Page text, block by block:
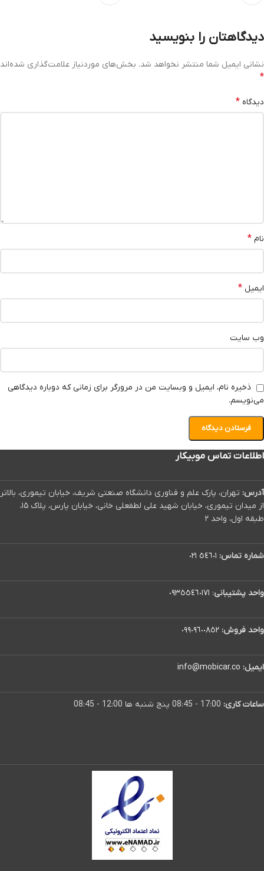
دیدگاهتان را بنویسید
نشانی ایمیل شما منتشر نخواهد شد. بخش‌های موردنیاز علامت‌گذاری شده‌اند
*
دیدگاه *
نام *
ایمیل *
وب‌ سایت
ذخیره نام، ایمیل و وبسایت من در مرورگر برای زمانی که دوباره دیدگاهی
می‌نویسم.
اطلاعات تماس موبیکار
آدرس: تهران، پارک علم و فناوری دانشگاه صنعتی شریف، خیابان تیموری، بالاتر
از میدان تیموری، خیابان شهید علی لطفعلی خانی، خیابان پارس، پلاک ۱۵،
طبقه اول، واحد ۲
شماره تماس: ٥٤٦٠١ ٠٢١
واحد پشتیبانی: ٠٩٣٥٥٤٦٠١٧١
واحد فروش: ٠٩٩٠٩٦٠٠٨٥٢
ایمیل: info@mobicar.co
ساعات کاری: